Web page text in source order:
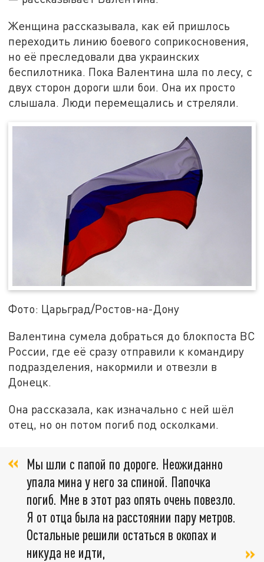
Женщина рассказывала, как ей пришлось
переходить линию боевого соприкосновения,
но её преследовали два украинских
беспилотника. Пока Валентина шла по лесу, с
двух сторон дороги шли бои. Она их просто
слышала. Люди перемещались и стреляли.
Фото: Царьград/Ростов-на-Дону
Валентина сумела добраться до блокпоста ВС
России, где её сразу отправили к командиру
подразделения, накормили и отвезли в
Донецк.
Она рассказала, как изначально с ней шёл
отец, но он потом погиб под осколками.
Мы шли с папой по дороге. Неожиданно
упала мина у него за спиной. Папочка
погиб. Мне в этот раз опять очень повезло.
Я от отца была на расстоянии пару метров.
Остальные решили остаться в окопах и
никуда не идти,